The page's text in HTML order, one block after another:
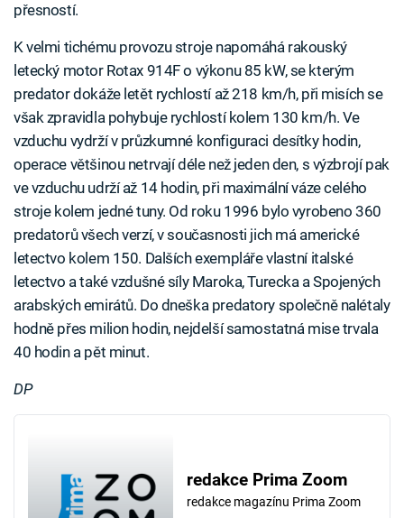
přesností.
K velmi tichému provozu stroje napomáhá rakouský
letecký motor Rotax 914F o výkonu 85 kW, se kterým
predator dokáže letět rychlostí až 218 km/h, při misích se
však zpravidla pohybuje rychlostí kolem 130 km/h. Ve
vzduchu vydrží v průzkumné konfiguraci desítky hodin,
operace většinou netrvají déle než jeden den, s výzbrojí pak
ve vzduchu udrží až 14 hodin, při maximální váze celého
stroje kolem jedné tuny. Od roku 1996 bylo vyrobeno 360
predatorů všech verzí, v současnosti jich má americké
letectvo kolem 150. Dalších exempláře vlastní italské
letectvo a také vzdušné síly Maroka, Turecka a Spojených
arabských emirátů. Do dneška predatory společně nalétaly
hodně přes milion hodin, nejdelší samostatná mise trvala
40 hodin a pět minut.
DP
redakce Prima Zoom
redakce magazínu Prima Zoom